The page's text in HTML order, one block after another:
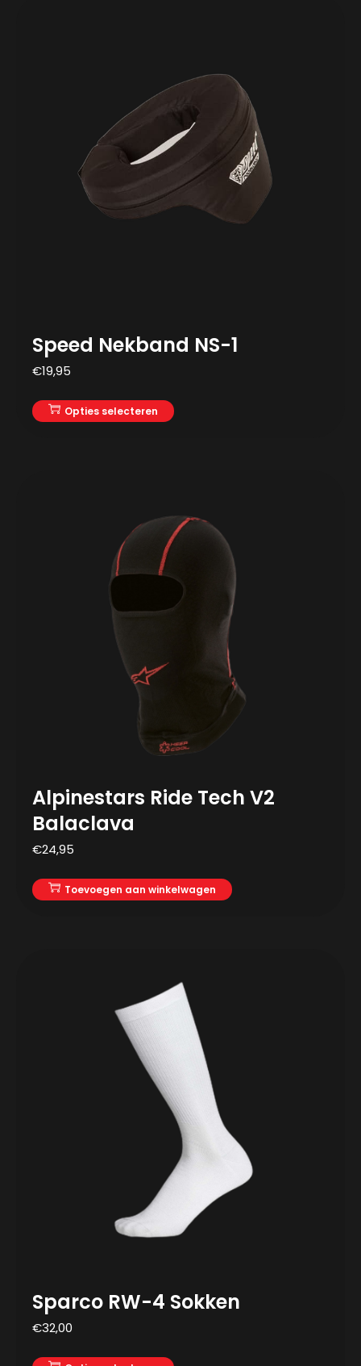
Speed Nekband NS-1
€19,95
Opties selecteren
Alpinestars Ride Tech V2
Balaclava
€24,95
Toevoegen aan winkelwagen
Sparco RW-4 Sokken
€32,00